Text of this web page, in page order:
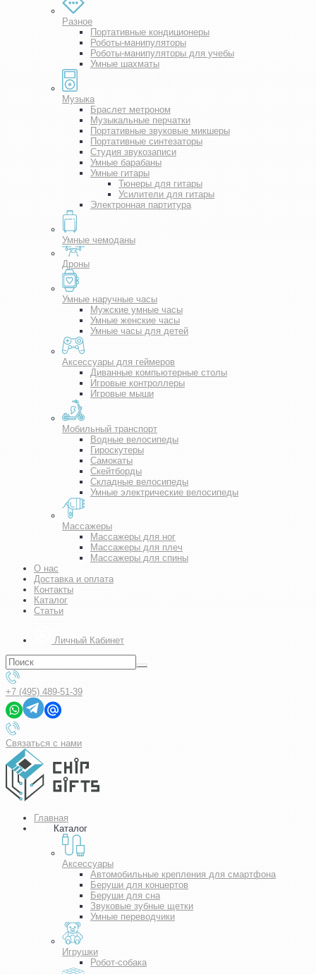
Разное
Портативные кондиционеры
Роботы-манипуляторы
Роботы-манипуляторы для учебы
Умные шахматы
Музыка
Браслет метроном
Музыкальные перчатки
Портативные звуковые микшеры
Портативные синтезаторы
Студия звукозаписи
Умные барабаны
Умные гитары
Тюнеры для гитары
Усилители для гитары
Электронная партитура
Умные чемоданы
Дроны
Умные наручные часы
Мужские умные часы
Умные женские часы
Умные часы для детей
Аксессуары для геймеров
Диванные компьютерные столы
Игровые контроллеры
Игровые мыши
Мобильный транспорт
Водные велосипеды
Гироскутеры
Самокаты
Скейтборды
Складные велосипеды
Умные электрические велосипеды
Массажеры
Массажеры для ног
Массажеры для плеч
Массажеры для спины
О нас
Доставка и оплата
Контакты
Каталог
Статьи
Личный Кабинет
+7 (495) 489-51-39
Связаться с нами
Главная
Каталог
Аксессуары
Автомобильные крепления для смартфона
Беруши для концертов
Беруши для сна
Звуковые зубные щетки
Умные переводчики
Игрушки
Робот-собака